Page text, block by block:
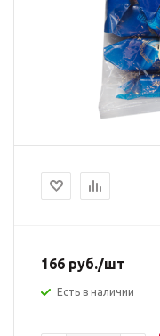
166 руб./шт
Есть в наличии